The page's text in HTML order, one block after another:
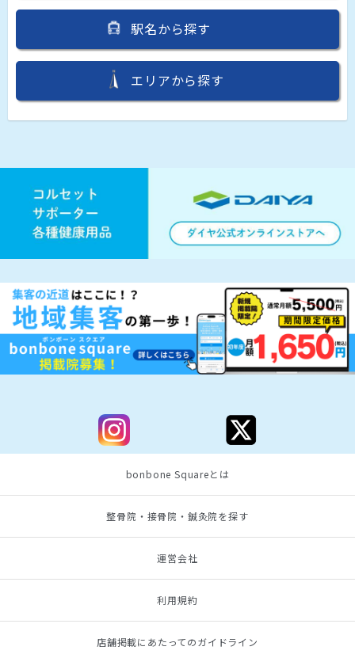
駅名から探す
エリアから探す
bonbone Squareとは
整骨院・接骨院・鍼灸院を探す
運営会社
利用規約
店舗掲載にあたってのガイドライン